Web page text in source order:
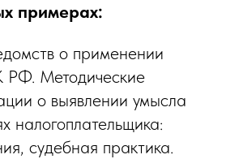
примерах:
о применении
РФ. Методические
о выявлении умысла
налогоплательщика:
судебная практика.